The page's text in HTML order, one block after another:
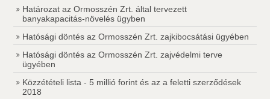
Határozat az Ormosszén Zrt. által tervezett
banyakapacitás-növelés ügyben
Hatósági döntés az Ormosszén Zrt. zajkibocsátási ügyében
Hatósági döntés az Ormosszén Zrt. zajvédelmi terve
ügyében
Közzétételi lista - 5 millió forint és az a feletti szerződések
2018